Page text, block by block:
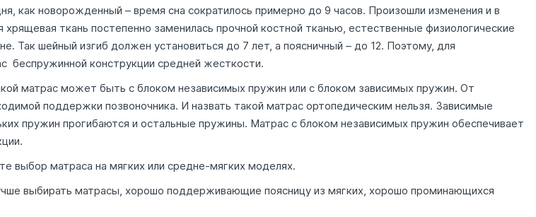
как новорожденный – время сна сократилось примерно до 9 часов. Произошли изменения и в
ткань постепенно заменилась прочной костной тканью, естественные физиологические
шейный изгиб должен установиться до 7 лет, а поясничный – до 12. Поэтому, для
беспружинной конструкции средней жесткости.
матрас может быть с блоком независимых пружин или с блоком зависимых пружин. От
поддержки позвоночника. И назвать такой матрас ортопедическим нельзя. Зависимые
пружин прогибаются и остальные пружины. Матрас с блоком независимых пружин обеспечивает
матраса на мягких или средне-мягких моделях.
выбирать матрасы, хорошо поддерживающие поясницу из мягких, хорошо проминающихся